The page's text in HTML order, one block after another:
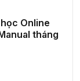
Online
tháng